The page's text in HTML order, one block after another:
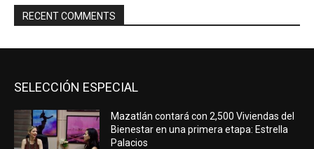
RECENT COMMENTS
SELECCIÓN ESPECIAL
Mazatlán contará con 2,500 Viviendas del
Bienestar en una primera etapa: Estrella
Palacios